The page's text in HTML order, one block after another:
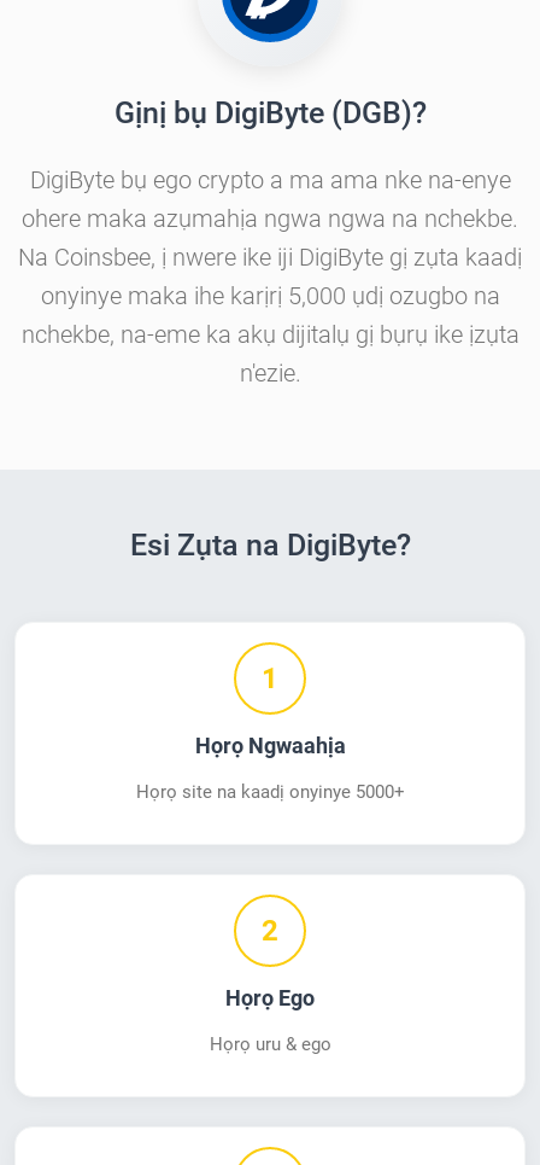
Gịnị bụ DigiByte (DGB)?
DigiByte bụ ego crypto a ma ama nke na-enye
ohere maka azụmahịa ngwa ngwa na nchekbe.
Na Coinsbee, ị nwere ike iji DigiByte gị zụta kaadị
onyinye maka ihe karịrị 5,000 ụdị ozugbo na
nchekbe, na-eme ka akụ dijitalụ gị bụrụ ike ịzụta
n'ezie.
Esi Zụta na DigiByte?
1
Họrọ Ngwaahịa
Họrọ site na kaadị onyinye 5000+
2
Họrọ Ego
Họrọ uru & ego